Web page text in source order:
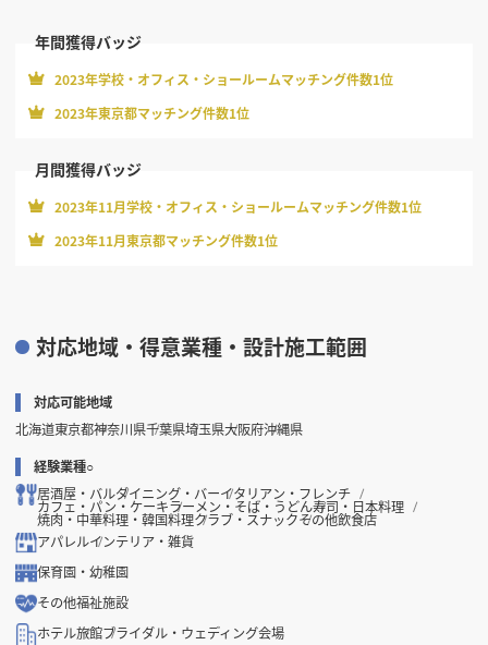
年間獲得バッジ
2023年学校・オフィス・ショールームマッチング件数1位
2023年東京都マッチング件数1位
月間獲得バッジ
2023年11月学校・オフィス・ショールームマッチング件数1位
2023年11月東京都マッチング件数1位
対応地域・得意業種・設計施工範囲
対応可能地域
北海道東京都神奈川県千葉県埼玉県大阪府沖縄県
経験業種○
居酒屋・バルダイニング・バーイタリアン・フレンチ
カフェ・パン・ケーキラーメン・そば・うどん寿司・日本料理
焼肉・中華料理・韓国料理クラブ・スナックその他飲食店
アパレルインテリア・雑貨
保育園・幼稚園
その他福祉施設
ホテル旅館ブライダル・ウェディング会場